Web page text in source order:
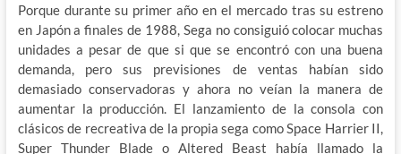
Porque durante su primer año en el mercado tras su estreno
en Japón a finales de 1988, Sega no consiguió colocar muchas
unidades a pesar de que si que se encontró con una buena
demanda, pero sus previsiones de ventas habían sido
demasiado conservadoras y ahora no veían la manera de
aumentar la producción. El lanzamiento de la consola con
clásicos de recreativa de la propia sega como Space Harrier II,
Super Thunder Blade o Altered Beast había llamado la